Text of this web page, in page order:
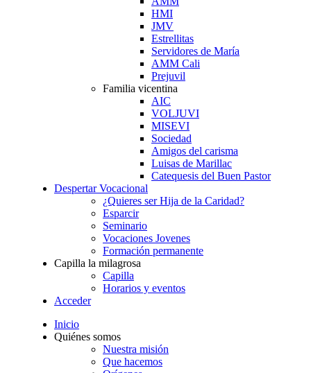
HMI
JMV
Estrellitas
Servidores de María
AMM Cali
Prejuvil
Familia vicentina
AIC
VOLJUVI
MISEVI
Sociedad
Amigos del carisma
Luisas de Marillac
Catequesis del Buen Pastor
Despertar Vocacional
¿Quieres ser Hija de la Caridad?
Esparcir
Seminario
Vocaciones Jovenes
Formación permanente
Capilla la milagrosa
Capilla
Horarios y eventos
Acceder
Inicio
Quiénes somos
Nuestra misión
Que hacemos